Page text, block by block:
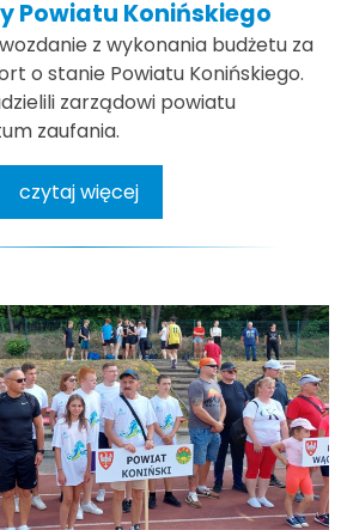
Powiatu Konińskiego
z wykonania budżetu za
o stanie Powiatu Konińskiego.
zarządowi powiatu
zaufania.
czytaj więcej